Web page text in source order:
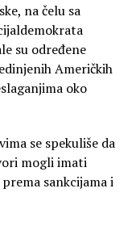
na čelu sa
su određene
Američkih
oko
se spekuliše da
mogli imati
sankcijama i